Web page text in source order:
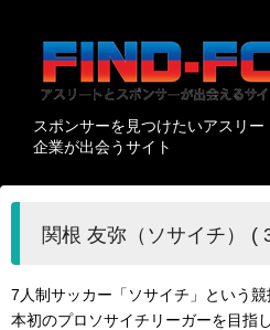
スポンサーを見つけたいアスリ
企業が出会うサイト
関根 友弥（ソサイチ） (
7人制サッカー「ソサイチ」という
本初のプロソサイチリーガーを目指